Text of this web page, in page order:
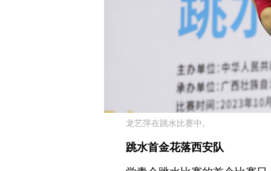
龙艺萍在跳水比赛中。
跳水首金花落西安队